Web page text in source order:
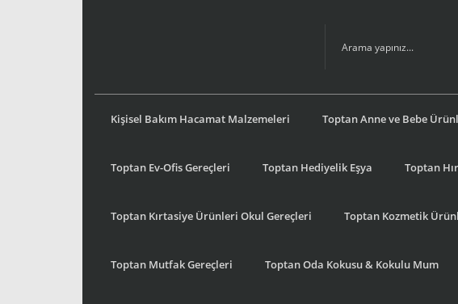
Kişisel Bakım Hacamat Malzemeleri Toptan Anne ve Bebe
Toptan Ev-Ofis Gereçleri Toptan Hediyelik Eşya Toptan
Toptan Kırtasiye Ürünleri Okul Gereçleri Toptan Kozmetik
Toptan Mutfak Gereçleri Toptan Oda Kokusu & Kokulu Mum